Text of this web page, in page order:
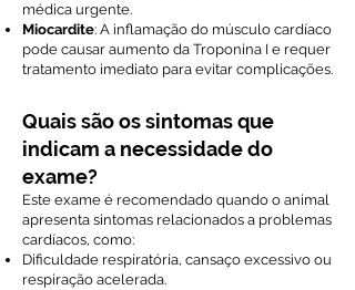
médica urgente.
Miocardite: A inflamação do músculo cardíaco
pode causar aumento da Troponina I e requer
tratamento imediato para evitar complicações.
Quais são os sintomas que
indicam a necessidade do
exame?
Este exame é recomendado quando o animal
apresenta sintomas relacionados a problemas
cardíacos, como:
Dificuldade respiratória, cansaço excessivo ou
respiração acelerada.